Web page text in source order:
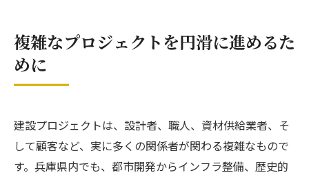
複雑なプロジェクトを円滑に進めるた
めに
建設プロジェクトは、設計者、職人、資材供給業者、そ
して顧客など、実に多くの関係者が関わる複雑なもので
す。兵庫県内でも、都市開発からインフラ整備、歴史的